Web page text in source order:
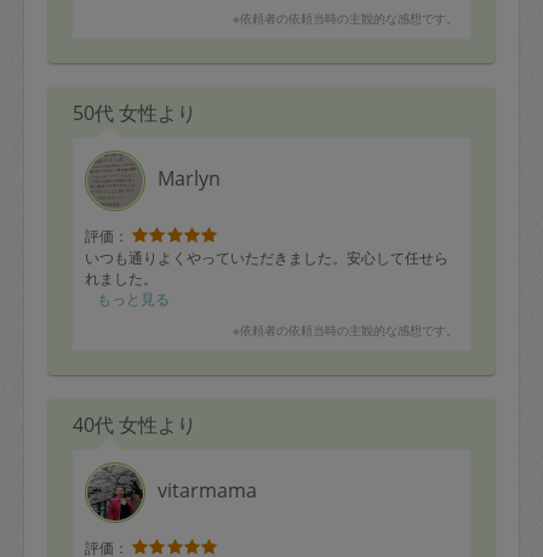
※依頼者の依頼当時の主観的な感想です。
50代 女性より
Marlyn
評価：
いつも通りよくやっていただきました。安心して任せら
れました。
もっと見る
※依頼者の依頼当時の主観的な感想です。
40代 女性より
vitarmama
評価：